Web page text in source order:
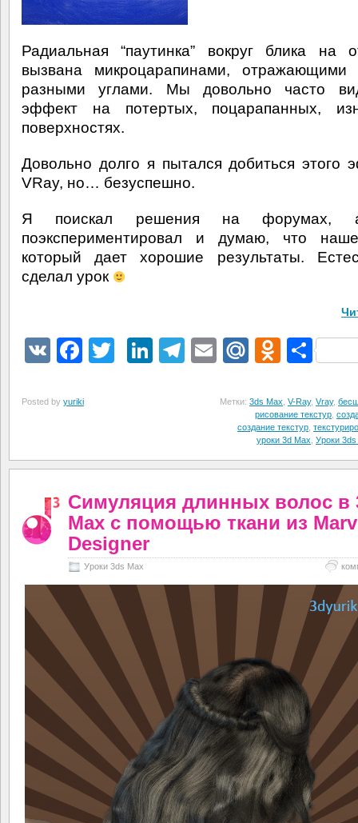
Радиальная “паутинка” вокруг блика на
вызвана микроцарапинами, отражающими
разными углами. Мы довольно часто
эффект на потертых, поцарапанных,
поверхностях.
Довольно долго я пытался добиться этого
VRay, но… безуспешно.
Я поискал решения на форумах,
поэкспериментировал и думаю, что
который дает хорошие результаты.
сделал урок
VK Facebook
TwitterLinkedIn
Telegram
EmailMail.Ru
Posted by yuriki Метки: 3ds Max V-Ray, Vray,
рисование текстур
создание текстур
уроки 3d Max Уроки
Симуляция длинных волос в
Max с помощью ткани из
Designer
Уроки 3ds Max